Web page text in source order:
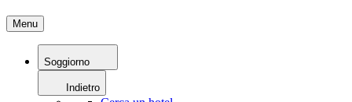
Menu
Soggiorno
Indietro